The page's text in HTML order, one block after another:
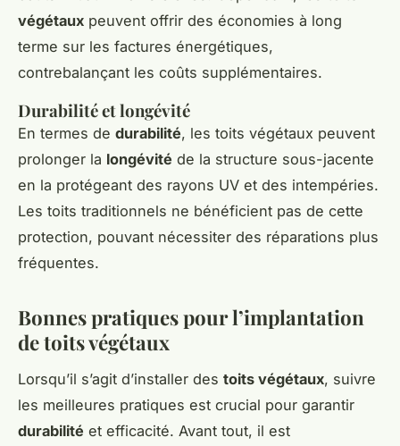
végétaux peuvent offrir des économies à long
terme sur les factures énergétiques,
contrebalançant les coûts supplémentaires.
Durabilité et longévité
En termes de durabilité, les toits végétaux peuvent
prolonger la longévité de la structure sous-jacente
en la protégeant des rayons UV et des intempéries.
Les toits traditionnels ne bénéficient pas de cette
protection, pouvant nécessiter des réparations plus
fréquentes.
Bonnes pratiques pour l’implantation
de toits végétaux
Lorsqu’il s’agit d’installer des toits végétaux, suivre
les meilleures pratiques est crucial pour garantir
durabilité et efficacité. Avant tout, il est